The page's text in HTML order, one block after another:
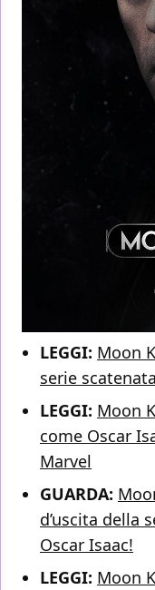
LEGGI: Moon
serie
LEGGI: Moon
come Oscar
Marvel
GUARDA:
d’uscita della
Oscar Isaac!
LEGGI: Moon